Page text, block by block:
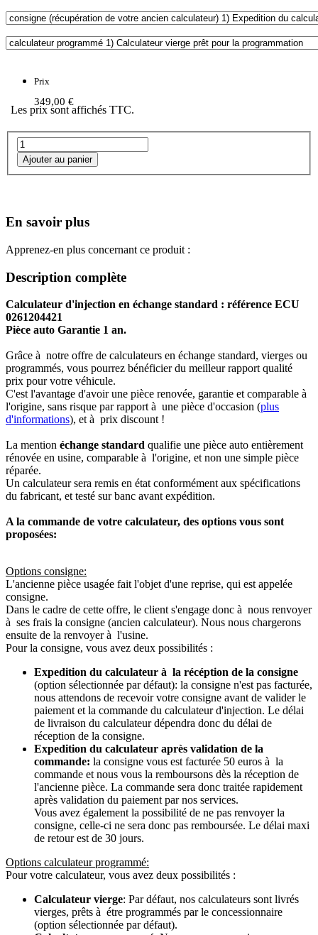
Prix
349,00 €
Les prix sont affichés TTC.
En savoir plus
Apprenez-en plus concernant ce produit :
Description complète
Calculateur d'injection en échange standard : référence ECU
0261204421
Pièce auto Garantie 1 an.
Grâce à notre offre de calculateurs en échange standard, vierges ou
programmés, vous pourrez bénéficier du meilleur rapport qualité
prix pour votre véhicule.
C'est l'avantage d'avoir une pièce renovée, garantie et comparable à
l'origine, sans risque par rapport à une pièce d'occasion (plus
d'informations), et à prix discount !
La mention échange standard qualifie une pièce auto entièrement
rénovée en usine, comparable à l'origine, et non une simple pièce
réparée.
Un calculateur sera remis en état conformément aux spécifications
du fabricant, et testé sur banc avant expédition.
A la commande de votre calculateur, des options vous sont
proposées:
Options consigne:
L'ancienne pièce usagée fait l'objet d'une reprise, qui est appelée
consigne.
Dans le cadre de cette offre, le client s'engage donc à nous renvoyer
à ses frais la consigne (ancien calculateur). Nous nous chargerons
ensuite de la renvoyer à l'usine.
Pour la consigne, vous avez deux possibilités :
Expedition du calculateur à la récéption de la consigne
(option sélectionnée par défaut): la consigne n'est pas facturée,
nous attendons de recevoir votre consigne avant de valider le
paiement et la commande du calculateur d'injection. Le délai
de livraison du calculateur dépendra donc du délai de
réception de la consigne.
Expedition du calculateur après validation de la
commande: la consigne vous est facturée 50 euros à la
commande et nous vous la remboursons dès la réception de
l'ancienne pièce. La commande sera donc traitée rapidement
après validation du paiement par nos services.
Vous avez également la possibilité de ne pas renvoyer la
consigne, celle-ci ne sera donc pas remboursée. Le délai maxi
de retour est de 30 jours.
Options calculateur programmé:
Pour votre calculateur, vous avez deux possibilités :
Calculateur vierge: Par défaut, nos calculateurs sont livrés
vierges, prêts à étre programmés par le concessionnaire
(option sélectionnée par défaut).